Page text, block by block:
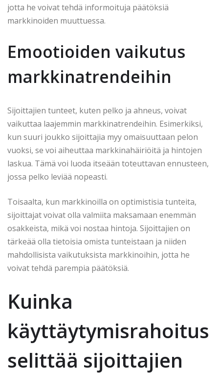
jotta he voivat tehdä informoituja päätöksiä
markkinoiden muuttuessa.
Emootioiden vaikutus
markkinatrendeihin
Sijoittajien tunteet, kuten pelko ja ahneus, voivat
vaikuttaa laajemmin markkinatrendeihin. Esimerkiksi,
kun suuri joukko sijoittajia myy omaisuuttaan pelon
vuoksi, se voi aiheuttaa markkinahäiriöitä ja hintojen
laskua. Tämä voi luoda itseään toteuttavan ennusteen,
jossa pelko leviää nopeasti.
Toisaalta, kun markkinoilla on optimistisia tunteita,
sijoittajat voivat olla valmiita maksamaan enemmän
osakkeista, mikä voi nostaa hintoja. Sijoittajien on
tärkeää olla tietoisia omista tunteistaan ja niiden
mahdollisista vaikutuksista markkinoihin, jotta he
voivat tehdä parempia päätöksiä.
Kuinka
käyttäytymisrahoitus
selittää sijoittajien